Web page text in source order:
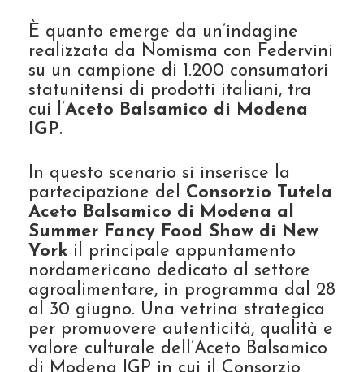
È quanto emerge da un’indagine
realizzata da Nomisma con Federvini
su un campione di 1.200 consumatori
statunitensi di prodotti italiani, tra
cui l’Aceto Balsamico di Modena
IGP.
In questo scenario si inserisce la
partecipazione del Consorzio Tutela
Aceto Balsamico di Modena al
Summer Fancy Food Show di New
York il principale appuntamento
nordamericano dedicato al settore
agroalimentare, in programma dal 28
al 30 giugno. Una vetrina strategica
per promuovere autenticità, qualità e
valore culturale dell’Aceto Balsamico
di Modena IGP in cui il Consorzio